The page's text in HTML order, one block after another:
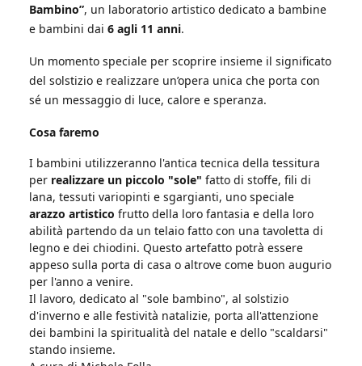
Bambino”, un laboratorio artistico dedicato a bambine
e bambini dai 6 agli 11 anni.
Un momento speciale per scoprire insieme il significato
del solstizio e realizzare un’opera unica che porta con
sé un messaggio di luce, calore e speranza.
Cosa faremo
I bambini utilizzeranno l'antica tecnica della tessitura
per realizzare un piccolo "sole" fatto di stoffe, fili di
lana, tessuti variopinti e sgargianti, uno speciale
arazzo artistico frutto della loro fantasia e della loro
abilità partendo da un telaio fatto con una tavoletta di
legno e dei chiodini. Questo artefatto potrà essere
appeso sulla porta di casa o altrove come buon augurio
per l'anno a venire.
Il lavoro, dedicato al "sole bambino", al solstizio
d'inverno e alle festività natalizie, porta all'attenzione
dei bambini la spiritualità del natale e dello "scaldarsi"
stando insieme.